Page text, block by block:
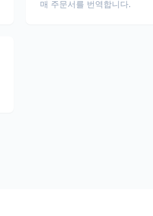
매 주문서를 번역합니다.